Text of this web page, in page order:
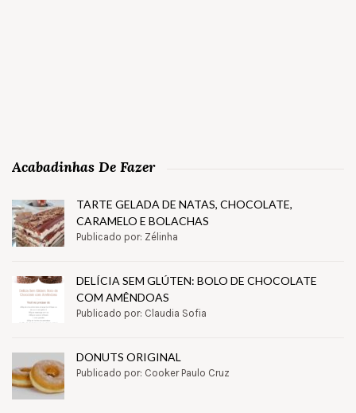
Acabadinhas De Fazer
TARTE GELADA DE NATAS, CHOCOLATE,
CARAMELO E BOLACHAS
Publicado por: Zélinha
DELÍCIA SEM GLÚTEN: BOLO DE CHOCOLATE
COM AMÊNDOAS
Publicado por: Claudia Sofia
DONUTS ORIGINAL
Publicado por: Cooker Paulo Cruz